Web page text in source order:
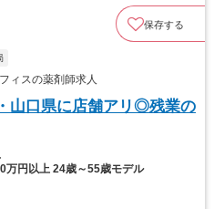
保存する
ィスの薬剤師求人
山口県に店舗アリ◎残業の
万円以上 24歳～55歳モデル